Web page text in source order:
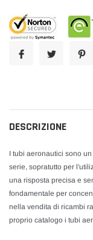
prodotto
nel
DESCRIZIONE
I tubi aeronautici sono
serie, sopratutto per
una risposta precisa e
fondamentale per
nella vendita di ricambi
proprio catalogo i tubi